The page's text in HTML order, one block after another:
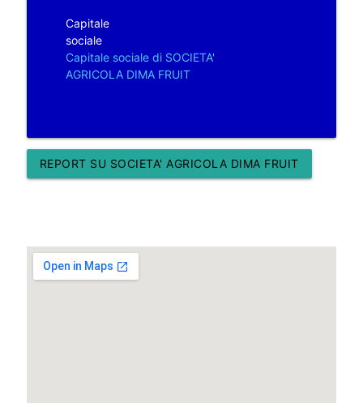
Capitale
sociale
Capitale sociale di SOCIETA'
AGRICOLA DIMA FRUIT
REPORT SU SOCIETA' AGRICOLA DIMA FRUIT